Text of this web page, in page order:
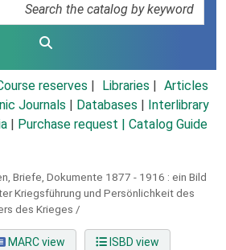
reserves Libraries
Articles
Journals Databases
Interlibrary
Purchase request | Catalog Guide
Briefe, Dokumente 1877 - 1916 : ein Bild
Kriegsführung und Persönlichkeit des
des Krieges /
MARC view ISBD view